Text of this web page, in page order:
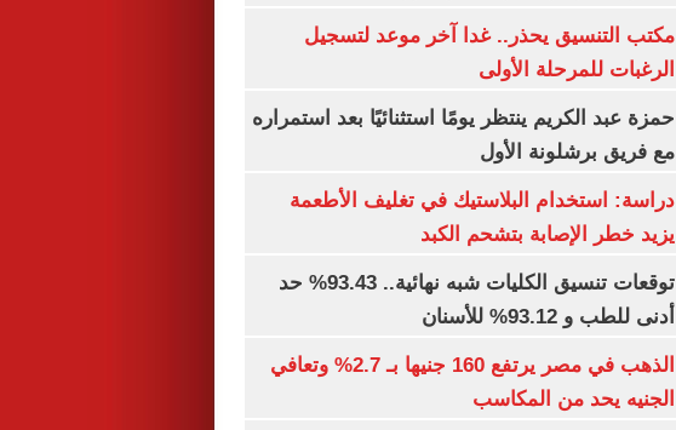
مكتب التنسيق يحذر.. غدا آخر موعد لتسجيل
الرغبات للمرحلة الأولى
حمزة عبد الكريم ينتظر يومًا استثنائيًا بعد استمراره
مع فريق برشلونة الأول
دراسة: استخدام البلاستيك في تغليف الأطعمة
يزيد خطر الإصابة بتشحم الكبد
توقعات تنسيق الكليات شبه نهائية.. 93.43% حد
أدنى للطب و 93.12% للأسنان
الذهب في مصر يرتفع 160 جنيها بـ 2.7% وتعافي
الجنيه يحد من المكاسب